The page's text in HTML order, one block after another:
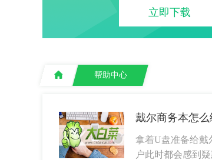
立即下载
帮助中心
戴尔商务本怎
拿着U盘准备给戴
户此时都会感到